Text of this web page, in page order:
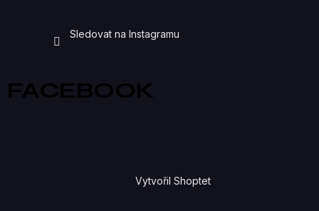
Sledovat na Instagramu
FACEBOOK
Vytvořil Shoptet